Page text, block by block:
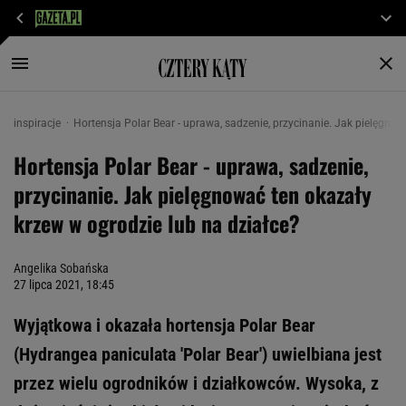
inspiracje Hortensja Polar Bear - uprawa, sadzenie, przycinanie. Jak
Hortensja Polar Bear - uprawa, sadzenie,
przycinanie. Jak pielęgnować ten okazały
krzew w ogrodzie lub na działce?
Angelika Sobańska
27 lipca 2021, 18:45
Wyjątkowa i okazała hortensja Polar Bear
(Hydrangea paniculata 'Polar Bear') uwielbiana jest
przez wielu ogrodników i działkowców. Wysoka, z